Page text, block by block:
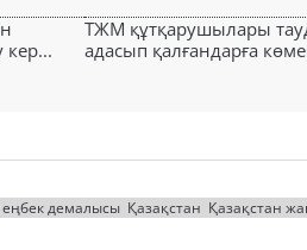
кер...
ТЖМ құтқарушылары
адасып қалғандарға
еңбек демалысы Қазақстан Қазақстан